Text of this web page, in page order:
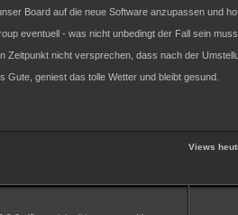
Board auf die neue Software anzupassen und
eventuell - was nicht unbedingt der Fall sein
Zeitpunkt nicht versprechen, dass nach der
Gute, geniest das tolle Wetter und bleibt gesund.
Views